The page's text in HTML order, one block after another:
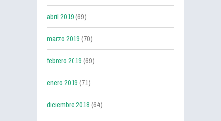
abril 2019(69)
marzo 2019(70)
febrero 2019(69)
enero 2019(71)
diciembre 2018(64)